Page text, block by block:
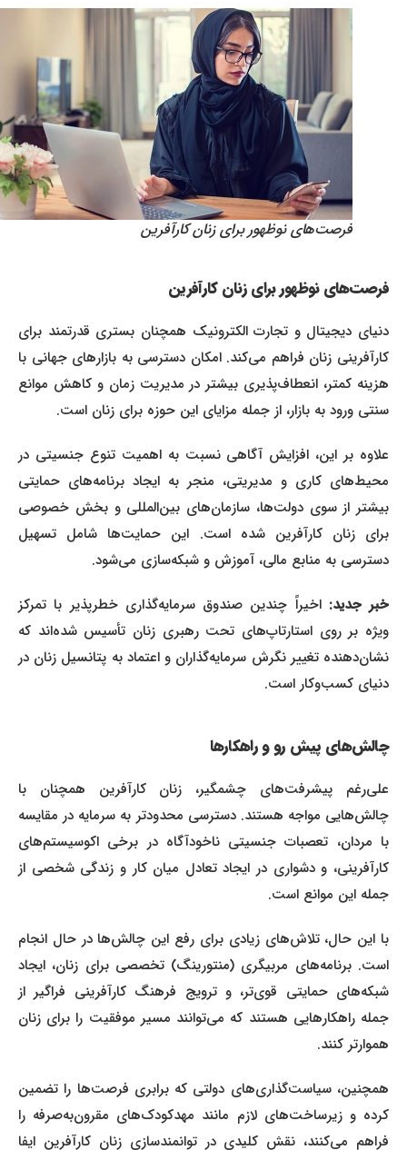
فرصت‌های نوظهور برای زنان کارآفرین
فرصت‌های نوظهور برای زنان کارآفرین
دنیای دیجیتال و تجارت الکترونیک همچنان بستری قدرتمند برای
کارآفرینی زنان فراهم می‌کند. امکان دسترسی به بازارهای جهانی با
هزینه کمتر، انعطاف‌پذیری بیشتر در مدیریت زمان و کاهش موانع
سنتی ورود به بازار، از جمله مزایای این حوزه برای زنان است.
علاوه بر این، افزایش آگاهی نسبت به اهمیت تنوع جنسیتی در
محیط‌های کاری و مدیریتی، منجر به ایجاد برنامه‌های حمایتی
بیشتر از سوی دولت‌ها، سازمان‌های بین‌المللی و بخش خصوصی
برای زنان کارآفرین شده است. این حمایت‌ها شامل تسهیل
دسترسی به منابع مالی، آموزش و شبکه‌سازی می‌شود.
خبر جدید:اخیراً چندین صندوق سرمایه‌گذاری خطرپذیر با تمرکز
ویژه بر روی استارتاپ‌های تحت رهبری زنان تأسیس شده‌اند که
نشان‌دهنده تغییر نگرش سرمایه‌گذاران و اعتماد به پتانسیل زنان در
دنیای کسب‌وکار است.
چالش‌های پیش رو و راهکارها
علی‌رغم پیشرفت‌های چشمگیر، زنان کارآفرین همچنان با
چالش‌هایی مواجه هستند. دسترسی محدودتر به سرمایه در مقایسه
با مردان، تعصبات جنسیتی ناخودآگاه در برخی اکوسیستم‌های
کارآفرینی، و دشواری در ایجاد تعادل میان کار و زندگی شخصی از
جمله این موانع است.
با این حال، تلاش‌های زیادی برای رفع این چالش‌ها در حال انجام
است. برنامه‌های مربیگری (منتورینگ) تخصصی برای زنان، ایجاد
شبکه‌های حمایتی قوی‌تر، و ترویج فرهنگ کارآفرینی فراگیر از
جمله راهکارهایی هستند که می‌توانند مسیر موفقیت را برای زنان
هموارتر کنند.
همچنین، سیاست‌گذاری‌های دولتی که برابری فرصت‌ها را تضمین
کرده و زیرساخت‌های لازم مانند مهدکودک‌های مقرون‌به‌صرفه را
فراهم می‌کنند، نقش کلیدی در توانمندسازی زنان کارآفرین ایفا